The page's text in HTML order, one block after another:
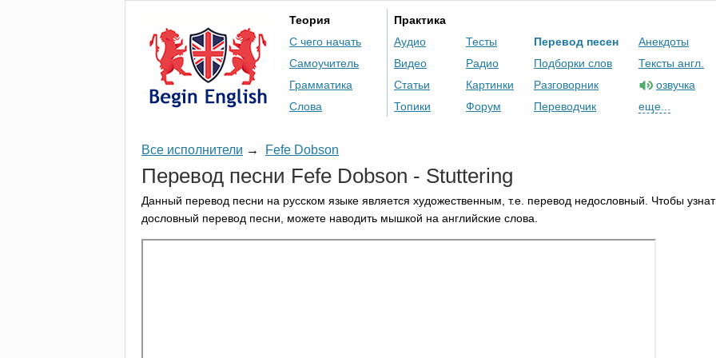
Теория
С чего начать
Самоучитель
Грамматика
Слова
Практика
Аудио
Видео
Статьи
Топики
Тесты
Радио
Картинки
Форум
Перевод песен
Подборки слов
Разговорник
Переводчик
Анекдоты
Тексты англ.
озвучка
еще...
Все исполнители → Fefe Dobson
Перевод песни Fefe Dobson - Stuttering
Данный перевод песни на русском языке является художественным, т.е. перевод недословный. Чтобы
дословный перевод песни, можете наводить мышкой на английские слова.